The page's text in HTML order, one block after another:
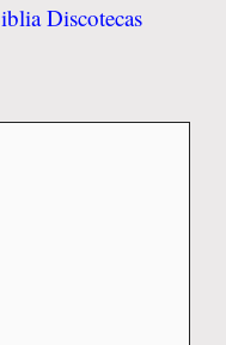
Discotecas